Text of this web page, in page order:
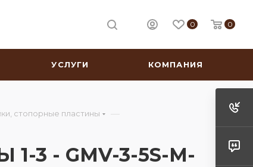
0 0
УСЛУГИ КОМПАНИЯ
стопорные пластины —
3 - GMV-3-5S-M-